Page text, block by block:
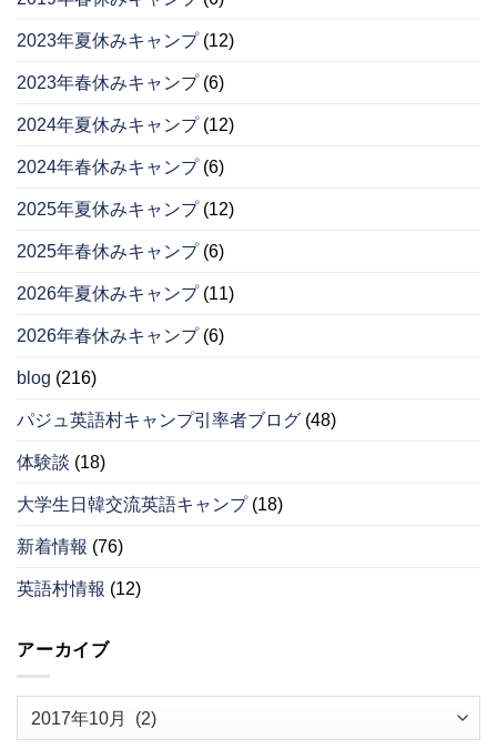
2023年夏休みキャンプ(12)
2023年春休みキャンプ(6)
2024年夏休みキャンプ(12)
2024年春休みキャンプ(6)
2025年夏休みキャンプ(12)
2025年春休みキャンプ(6)
2026年夏休みキャンプ(11)
2026年春休みキャンプ(6)
blog (216)
パジュ英語村キャンプ引率者ブログ (48)
体験談 (18)
大学生日韓交流英語キャンプ(18)
新着情報 (76)
英語村情報 (12)
アーカイブ